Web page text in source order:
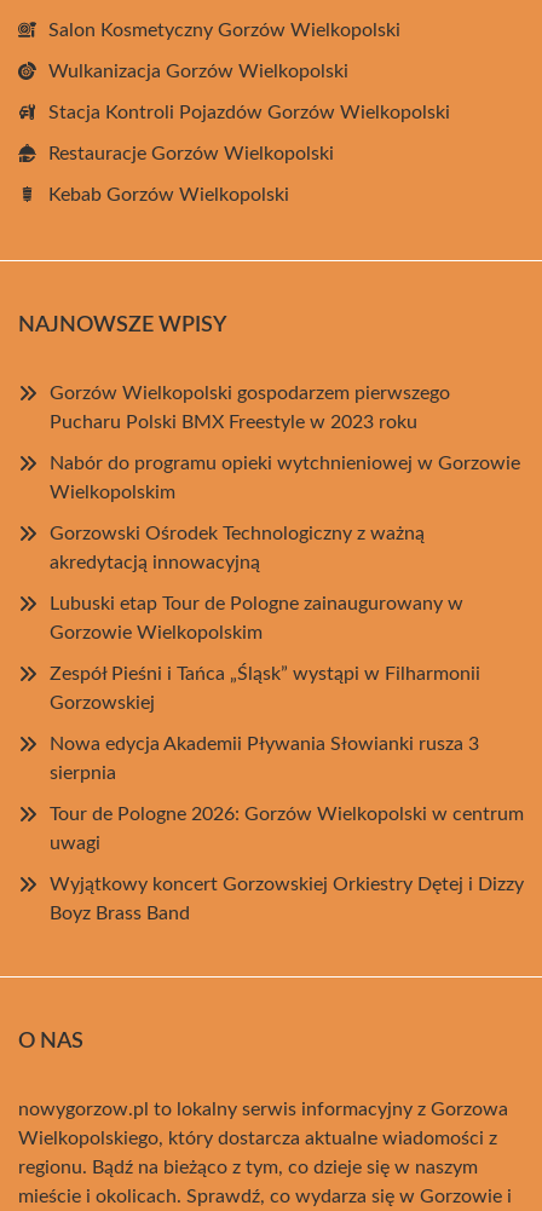
Salon Kosmetyczny Gorzów Wielkopolski
Wulkanizacja Gorzów Wielkopolski
Stacja Kontroli Pojazdów Gorzów Wielkopolski
Restauracje Gorzów Wielkopolski
Kebab Gorzów Wielkopolski
NAJNOWSZE WPISY
Gorzów Wielkopolski gospodarzem pierwszego
Pucharu Polski BMX Freestyle w 2023 roku
Nabór do programu opieki wytchnieniowej w Gorzowie
Wielkopolskim
Gorzowski Ośrodek Technologiczny z ważną
akredytacją innowacyjną
Lubuski etap Tour de Pologne zainaugurowany w
Gorzowie Wielkopolskim
Zespół Pieśni i Tańca „Śląsk” wystąpi w Filharmonii
Gorzowskiej
Nowa edycja Akademii Pływania Słowianki rusza 3
sierpnia
Tour de Pologne 2026: Gorzów Wielkopolski w centrum
uwagi
Wyjątkowy koncert Gorzowskiej Orkiestry Dętej i Dizzy
Boyz Brass Band
O NAS
nowygorzow.pl to lokalny serwis informacyjny z Gorzowa
Wielkopolskiego, który dostarcza aktualne wiadomości z
regionu. Bądź na bieżąco z tym, co dzieje się w naszym
mieście i okolicach. Sprawdź, co wydarza się w Gorzowie i